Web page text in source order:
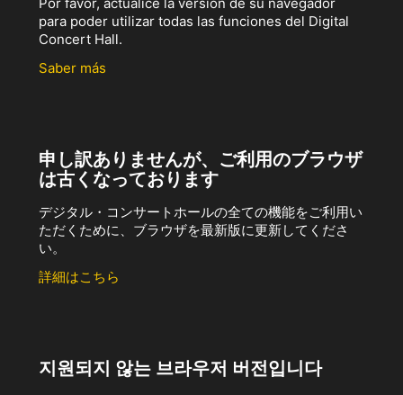
para poder utilizar todas las funciones del Digital
Concert Hall.
Saber más
申し訳ありませんが、ご利用のブラウザ
は古くなっております
デジタル・コンサートホールの全ての機能をご利用い
ただくために、ブラウザを最新版に更新してくださ
い。
詳細はこちら
지원되지 않는 브라우저 버전입니다